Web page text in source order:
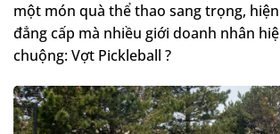
một món quà thể thao sang trọng,
đẳng cấp mà nhiều giới doanh nhân
chuộng: Vợt Pickleball ?